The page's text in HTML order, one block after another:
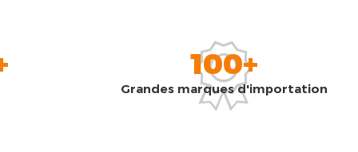
100+
Grandes marques d'importation